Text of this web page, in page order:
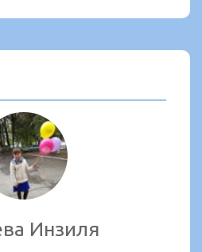
Инзиля